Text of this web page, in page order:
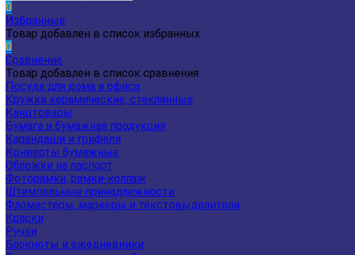
0
Избранные
Товар добавлен в список избранных
0
Сравнение
Товар добавлен в список сравнения
Посуда для дома и офиса
Кружки керамические, стеклянные
Канцтовары
Бумага и бумажная продукция
Карандаши и грифели
Конверты бумажные
Обложки на паспорт
Фоторамки, рамки-коллаж
Штемпельные принадлежности
Фломастеры, маркеры и текстовыделители
Краски
Ручки
Блокноты и ежедневники